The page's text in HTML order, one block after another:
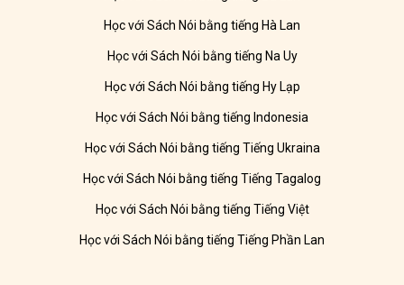
Học với Sách Nói bằng tiếng Hà Lan
Học với Sách Nói bằng tiếng Na Uy
Học với Sách Nói bằng tiếng Hy Lạp
Học với Sách Nói bằng tiếng Indonesia
Học với Sách Nói bằng tiếng Tiếng Ukraina
Học với Sách Nói bằng tiếng Tiếng Tagalog
Học với Sách Nói bằng tiếng Tiếng Việt
Học với Sách Nói bằng tiếng Tiếng Phần Lan